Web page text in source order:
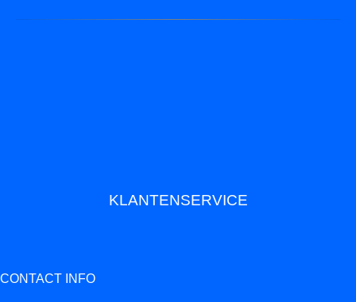
KLANTENSERVICE
CONTACT INFO